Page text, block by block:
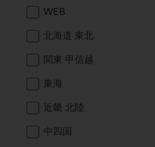
WEB
北海道 東北
関東 甲信越
東海
近畿 北陸
中四国
院内ネットワーク関連
DOOR/IOS/CADCAM関連
CADデータ
中古医療機器
添付文書の電子化
オンラインカタログ InternetDO
ご開業に関するお問い合わせ
お客様の声への取り組み
商品感動体験
BLOG
Q&A
Webセミナー
デンタルショー
モリタ関連イベント
学会・研究会
Start Up チェック
動画セミナー アーカイブ
物件エリア調査
DENTAL OFFICE セレクション
勤務医会員
無料会員のご案内
会員登録
ログイン
よくわかる高齢者歯科
始めよう訪問診療
高齢者歯科・訪問診療 製品情報
pd style
pdとは
院内ツアー
ニュース
製品に関する重要なお知らせ
ニュース
支店・営業所
支店営業所
SNS
公式SNS一覧
ショールーム
全国のショールーム